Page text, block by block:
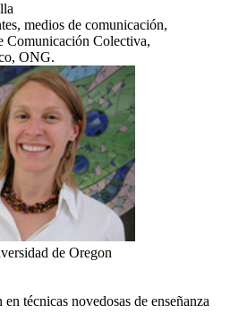
medios de comunicación,
Comunicación Colectiva,
ONG.
de Oregon
en técnicas novedosas de enseñanza